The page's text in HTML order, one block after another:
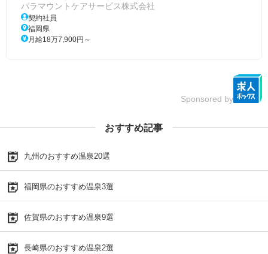
パラマウントケアサービス株式会社
契約社員
福岡県
月給18万7,900円～
Sponsored by
おすすめ記事
九州のおすすめ温泉20選
福岡県のおすすめ温泉3選
佐賀県のおすすめ温泉9選
長崎県のおすすめ温泉2選